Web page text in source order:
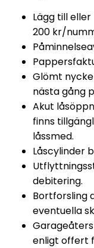
Lägg till
200 kr/
Glömt
nästa gång
Akut
finns
låssmed.
Låscylinder
debitering.
Bortforsling
eventuella
enligt offert